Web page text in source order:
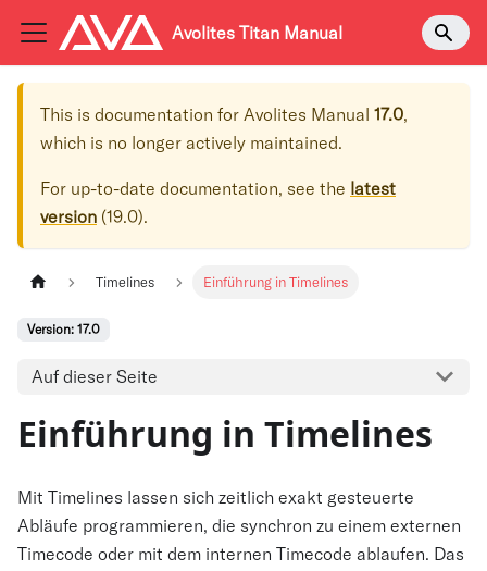
Avolites Titan Manual
This is documentation for Avolites Manual 17.0,
which is no longer actively maintained.
For up-to-date documentation, see the latest
version (19.0).
Timelines Einführung in Timelines
Version: 17.0
Auf dieser Seite
Einführung in Timelines
Mit Timelines lassen sich zeitlich exakt gesteuerte
Abläufe programmieren, die synchron zu einem externen
Timecode oder mit dem internen Timecode ablaufen. Das